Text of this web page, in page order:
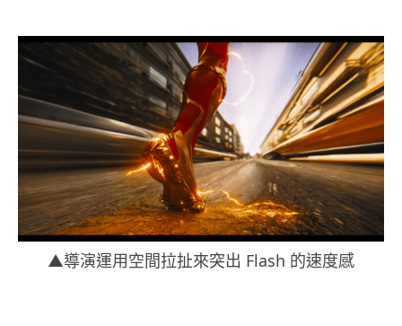
▲導演運用空間拉扯來突出 Flash 的速度感